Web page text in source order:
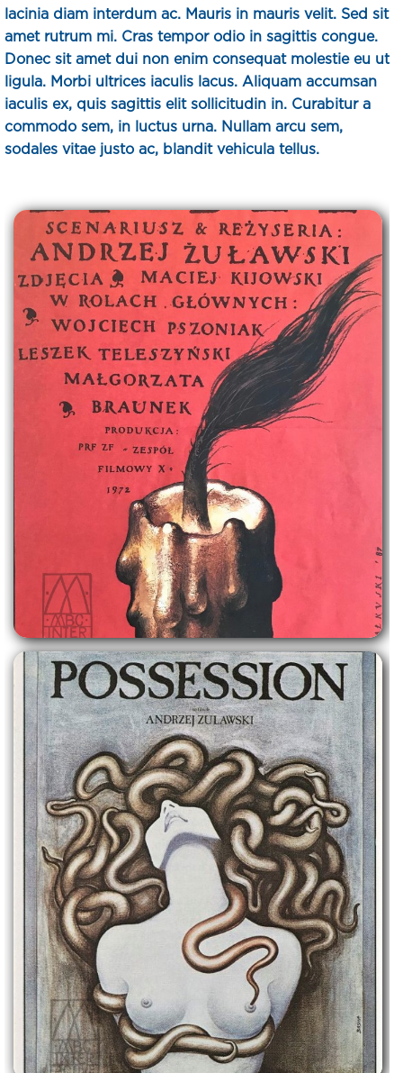
lacinia diam interdum ac. Mauris in mauris velit. Sed sit
amet rutrum mi. Cras tempor odio in sagittis congue.
Donec sit amet dui non enim consequat molestie eu ut
ligula. Morbi ultrices iaculis lacus. Aliquam accumsan
iaculis ex, quis sagittis elit sollicitudin in. Curabitur a
commodo sem, in luctus urna. Nullam arcu sem,
sodales vitae justo ac, blandit vehicula tellus.